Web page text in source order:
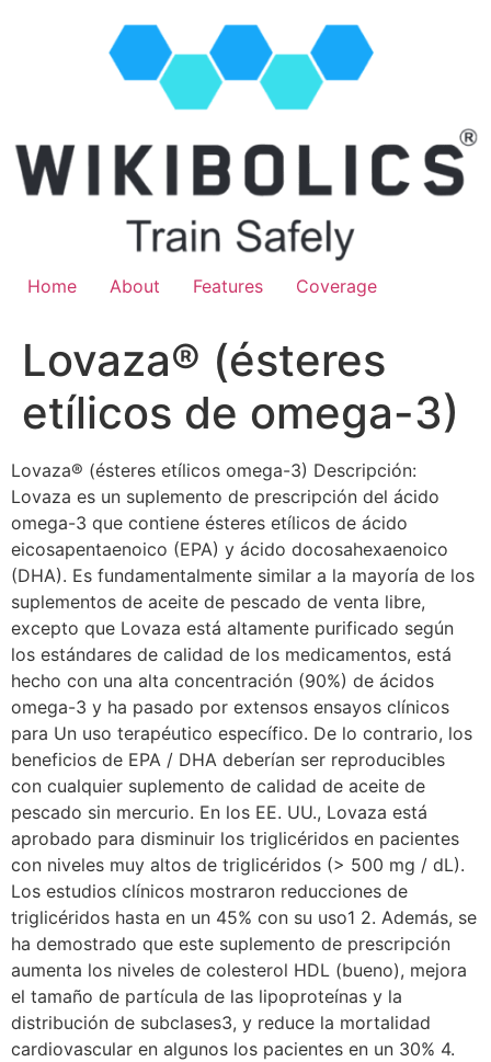
Home About Features Coverage
Lovaza® (ésteres
etílicos de omega-3)
Lovaza® (ésteres etílicos omega-3) Descripción:
Lovaza es un suplemento de prescripción del ácido
omega-3 que contiene ésteres etílicos de ácido
eicosapentaenoico (EPA) y ácido docosahexaenoico
(DHA). Es fundamentalmente similar a la mayoría de los
suplementos de aceite de pescado de venta libre,
excepto que Lovaza está altamente purificado según
los estándares de calidad de los medicamentos, está
hecho con una alta concentración (90%) de ácidos
omega-3 y ha pasado por extensos ensayos clínicos
para Un uso terapéutico específico. De lo contrario, los
beneficios de EPA / DHA deberían ser reproducibles
con cualquier suplemento de calidad de aceite de
pescado sin mercurio. En los EE. UU., Lovaza está
aprobado para disminuir los triglicéridos en pacientes
con niveles muy altos de triglicéridos (> 500 mg / dL).
Los estudios clínicos mostraron reducciones de
triglicéridos hasta en un 45% con su uso1 2. Además, se
ha demostrado que este suplemento de prescripción
aumenta los niveles de colesterol HDL (bueno), mejora
el tamaño de partícula de las lipoproteínas y la
distribución de subclases3, y reduce la mortalidad
cardiovascular en algunos los pacientes en un 30% 4.